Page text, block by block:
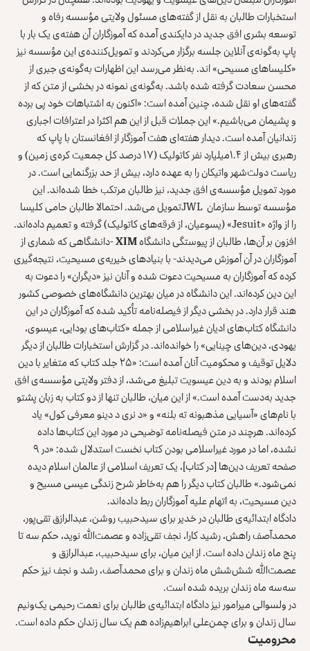
استخبارات طالبان به نقل از گفته‌های مسئول ولایتی مؤسسه رفاه و
توسعه بشری افق جدید در دایکندی آمده که آموزگاران آن هفته‌ی یک بار با
پاپ به‌گونه‌ی آنلاین جلسه برگزار می‌کردند و تمویل‌کننده‌ی این مؤسسه نیز
«کلیساهای مسیحی» اند. به‌نظر می‌رسد این اظهارات به‌گونه‌ی جبری از
محسن سعادت گرفته شده باشد. به‌گونه‌ی نمونه در بخشی از متن که از
گفته‌های او نقل شده، چنین آمده است: «اکنون به اشتباهات خود پی برده
و پشیمان می‌باشیم.» این جملات قبل از این هم اکثرا در اعترافات اجباری
زندانیان آمده است. دیدار هفته‌ای هفت آموزگار از افغانستان با پاپ که
رهبری بیش از ۱.۴میلیارد نفر کاتولیک (۱۷ درصد کل جمعیت کره‌ی زمین) و
ریاست دولت‌شهر واتیکان را به عهده دارد، بیش از حد بزرگنمایی است. در
مورد تمویل مؤسسه‌ی افق جدید، نیز طالبان مرتکب خطا شده‌اند. این
مؤسسه توسط سازمان JWLتمویل می‌شد. احتمالا طالبان حامی کلیسا
را از واژه «Jesuit» (یسوعیان، از فرقه‌های کاتولیک) گرفته و تعمیم داده‌اند.
افزون بر آن‌ها، طالبان از پیوستگی دانشگاهXIM-دانشگاهی که شماری از
آموزگاران در آن آموزش می‌دیدند- با بنیادهای خیریه‌ی مسیحیت، نتیجه‌گیری
کرده که آموزگاران به مسیحیت دعوت شده و آنان نیز «دیگران» را دعوت به
این دین کرده‌اند. این دانشگاه در میان بهترین دانشگاه‌های خصوصی کشور
هند قرار دارد. در بخشی دیگر از فیصله‌نامه تأکید شده که آموزگاران در این
دانشگاه کتاب‌های ادیان غیراسلامی از جمله «کتاب‌های بودایی، عیسوی،
یهودی، دین‌های چینایی» را خوانده‌اند. در گزارش استخبارات طالبان از دیگر
دلایل توقیف و محکومیت آنان آمده است: «۲۵ جلد کتاب که متغایر با دین
اسلام بودند و به دین عیسویت تبلیغ می‌شد، از دفتر ولایتی مؤسسه‌ی افق
جدید به‌دست آمده است.» از این میان، طالبان تنها از دو کتاب به زبان پشتو
با نام‌های «آسیایی مذهبونه ته بلنه» و «د نری د دینو معرفی کول» یاد
کرده‌اند. هرچند در متن فیصله‌نامه توضیحی در مورد این کتاب‌ها داده
نشده، اما در مورد غیراسلامی بودن کتاب نخست استدلال شده: «در ۹
صفحه تعریف دین‌ها [در کتاب]، یک تعریف اسلامی از عالمان اسلام دیده
نمی‌شود.» طالبان کتاب دیگر را هم به‌خاطر شرح زندگی عیسی مسیح و
دین مسیحیت، به اتهام علیه آموزگاران ربط داده‌اند.
دادگاه ابتدائیه‌ی طالبان در خدیر برای سیدحبیب روشن، عبدالرازق تقی‌پور،
محمدآصف راهش، رشید کارا، نجف تقی‌زاده و عصمت‌الله نوید، حکم سه تا
پنج ماه زندان داده است. از این میان، برای سیدحبیب، عبدالرازق و
عصمت‌الله شش‌شش ماه زندان و برای محمدآصف، رشد و نجف نیز حکم
سه‌سه ماه زندان بریده شده است.
در ولسوالی میرامور نیز دادگاه ابتدائیه‌ی طالبان برای نعمت رحیمی یک‌ونیم
سال زندان و برای چمن‌علی ابراهیم‌زاده هم یک سال زندان حکم داده است.
محرومیت